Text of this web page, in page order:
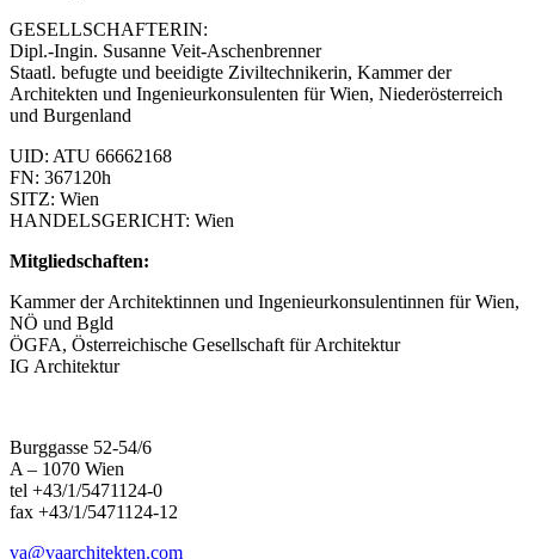
GESELLSCHAFTERIN:
Dipl.-Ingin. Susanne Veit-Aschenbrenner
Staatl. befugte und beeidigte Ziviltechnikerin, Kammer der
Architekten und Ingenieurkonsulenten für Wien, Niederösterreich
und Burgenland
UID: ATU 66662168
FN: 367120h
SITZ: Wien
HANDELSGERICHT: Wien
Mitgliedschaften:
Kammer der Architektinnen und Ingenieurkonsulentinnen für Wien,
NÖ und Bgld
ÖGFA, Österreichische Gesellschaft für Architektur
IG Architektur
Burggasse 52-54/6
A – 1070 Wien
tel +43/1/5471124-0
fax +43/1/5471124-12
va@vaarchitekten.com